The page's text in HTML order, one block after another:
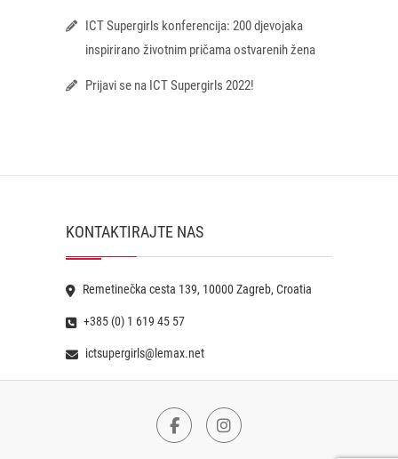
ICT Supergirls konferencija: 200 djevojaka
inspirirano životnim pričama ostvarenih žena
Prijavi se na ICT Supergirls 2022!
KONTAKTIRAJTE NAS
Remetinečka cesta 139, 10000 Zagreb, Croatia
+385 (0) 1 619 45 57
ictsupergirls@lemax.net
FacebookInstagram